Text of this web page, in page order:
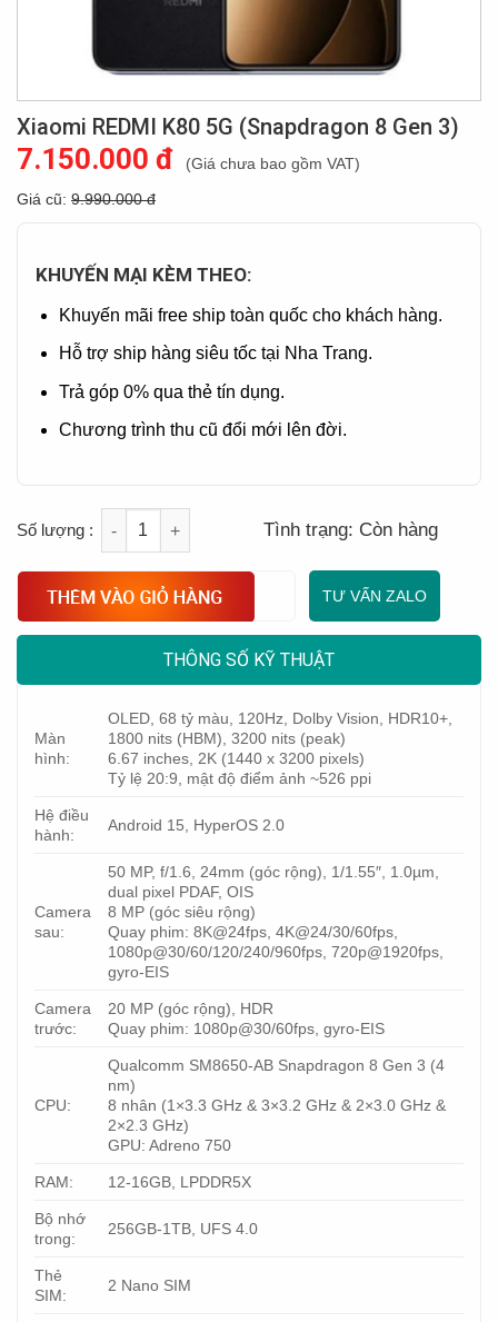
Xiaomi REDMI K80 5G (Snapdragon 8 Gen 3)
7.150.000 đ
(Giá chưa bao gồm VAT)
Giá cũ: 9.990.000 đ
KHUYẾN MẠI KÈM THEO:
Khuyến mãi free ship toàn quốc cho khách hàng.
Hỗ trợ ship hàng siêu tốc tại Nha Trang.
Trả góp 0% qua thẻ tín dụng.
Chương trình thu cũ đổi mới lên đời.
Quantity
Tình trạng: Còn hàng
TƯ VẤN ZALO
THÔNG SỐ KỸ THUẬT
Màn
hình:
OLED, 68 tỷ màu, 120Hz, Dolby Vision, HDR10+,
1800 nits (HBM), 3200 nits (peak)
6.67 inches, 2K (1440 x 3200 pixels)
Tỷ lệ 20:9, mật độ điểm ảnh ~526 ppi
Hệ điều
hành:
Android 15, HyperOS 2.0
Camera
sau:
50 MP, f/1.6, 24mm (góc rộng), 1/1.55″, 1.0µm,
dual pixel PDAF, OIS
8 MP (góc siêu rộng)
Quay phim: 8K@24fps, 4K@24/30/60fps,
1080p@30/60/120/240/960fps, 720p@1920fps,
gyro-EIS
Camera
trước:
20 MP (góc rộng), HDR
Quay phim: 1080p@30/60fps, gyro-EIS
CPU:
Qualcomm SM8650-AB Snapdragon 8 Gen 3 (4
nm)
8 nhân (1×3.3 GHz & 3×3.2 GHz & 2×3.0 GHz &
2×2.3 GHz)
GPU: Adreno 750
RAM: 12-16GB, LPDDR5X
Bộ nhớ
trong:
256GB-1TB, UFS 4.0
Thẻ
SIM:
2 Nano SIM